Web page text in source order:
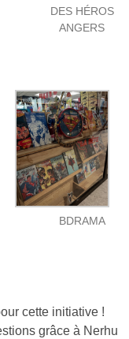
DES HÉROS
ANGERS
BDRAMA
cette initiative !
grâce à Nerhu